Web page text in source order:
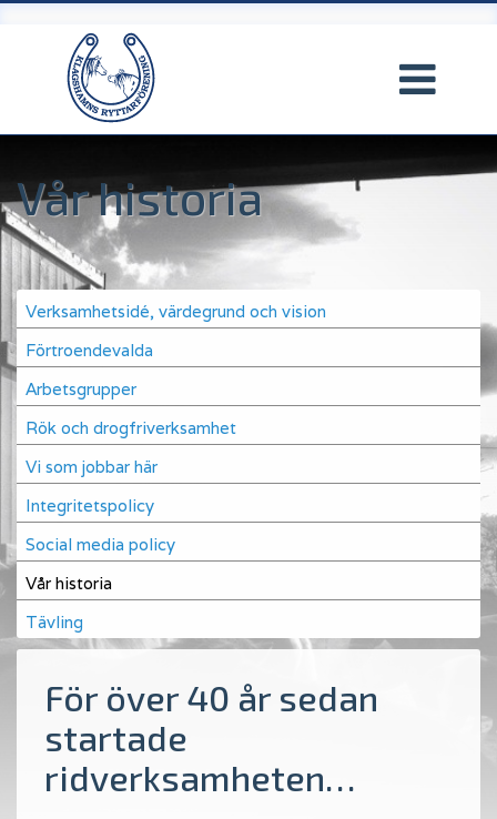
huvudinnehåll
Vår historia
Main
navigation
Verksamhetsidé, värdegrund och vision
Förtroendevalda
Arbetsgrupper
Rök och drogfriverksamhet
Vi som jobbar här
Integritetspolicy
Social media policy
Vår historia
Tävling
För över 40 år sedan
startade
ridverksamheten…